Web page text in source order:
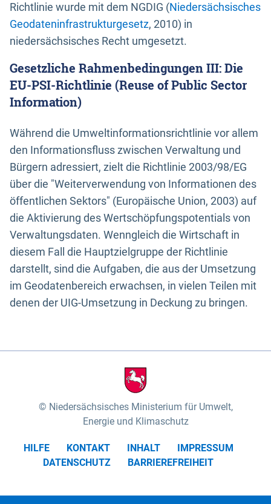
Richtlinie wurde mit dem NGDIG (Niedersächsisches
Geodateninfrastrukturgesetz, 2010) in
niedersächsisches Recht umgesetzt.
Gesetzliche Rahmenbedingungen III: Die
EU-PSI-Richtlinie (Reuse of Public Sector
Information)
Während die Umweltinformationsrichtlinie vor allem
den Informationsfluss zwischen Verwaltung und
Bürgern adressiert, zielt die Richtlinie 2003/98/EG
über die "Weiterverwendung von Informationen des
öffentlichen Sektors" (Europäische Union, 2003) auf
die Aktivierung des Wertschöpfungspotentials von
Verwaltungsdaten. Wenngleich die Wirtschaft in
diesem Fall die Hauptzielgruppe der Richtlinie
darstellt, sind die Aufgaben, die aus der Umsetzung
im Geodatenbereich erwachsen, in vielen Teilen mit
denen der UIG-Umsetzung in Deckung zu bringen.
Niedersächsisches Ministerium für Umwelt,
Energie und Klimaschutz
HILFE KONTAKT INHALT
IMPRESSUM
DATENSCHUTZ
BARRIEREFREIHEIT